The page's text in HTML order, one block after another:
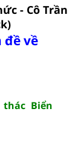
- Cô Trần
đề về
Biển